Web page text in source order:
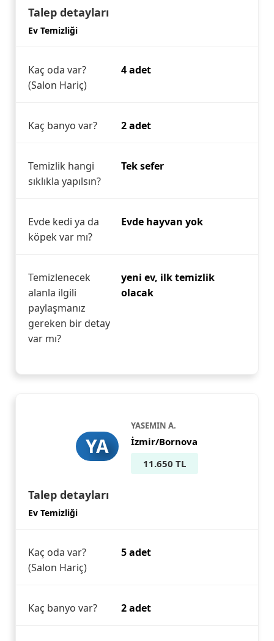
Talep detayları
Ev Temizliği
Kaç oda var?
(Salon Hariç)
4 adet
Kaç banyo var? 2 adet
Temizlik hangi
sıklıkla yapılsın?
Tek sefer
Evde kedi ya da
köpek var mı?
Evde hayvan yok
Temizlenecek
alanla ilgili
paylaşmanız
gereken bir detay
var mı?
yeni ev, ilk temizlik
olacak
YA
YASEMIN A.
İzmir/Bornova
11.650 TL
Talep detayları
Ev Temizliği
Kaç oda var?
(Salon Hariç)
5 adet
Kaç banyo var? 2 adet